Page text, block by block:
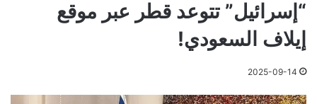
“إسرائيل” تتوعد قطر عبر موقع
إيلاف السعودي!
2025-09-14